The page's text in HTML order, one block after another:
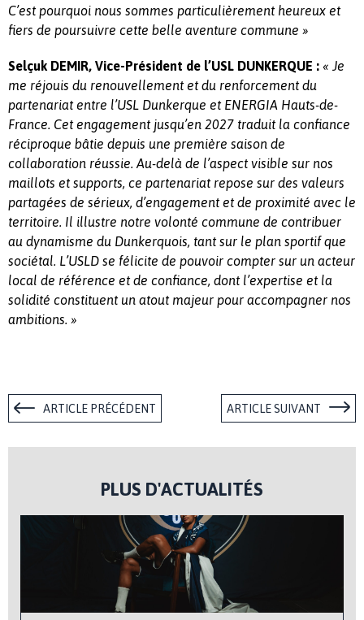
C’est pourquoi nous sommes particulièrement heureux et
fiers de poursuivre cette belle aventure commune »
Selçuk DEMIR, Vice-Président de l’USL DUNKERQUE : « Je
me réjouis du renouvellement et du renforcement du
partenariat entre l’USL Dunkerque et ENERGIA Hauts-de-
France. Cet engagement jusqu’en 2027 traduit la confiance
réciproque bâtie depuis une première saison de
collaboration réussie. Au-delà de l’aspect visible sur nos
maillots et supports, ce partenariat repose sur des valeurs
partagées de sérieux, d’engagement et de proximité avec le
territoire. Il illustre notre volonté commune de contribuer
au dynamisme du Dunkerquois, tant sur le plan sportif que
sociétal. L’USLD se félicite de pouvoir compter sur un acteur
local de référence et de confiance, dont l’expertise et la
solidité constituent un atout majeur pour accompagner nos
ambitions. »
ARTICLE PRÉCÉDENT ARTICLE SUIVANT
PLUS D'ACTUALITÉS